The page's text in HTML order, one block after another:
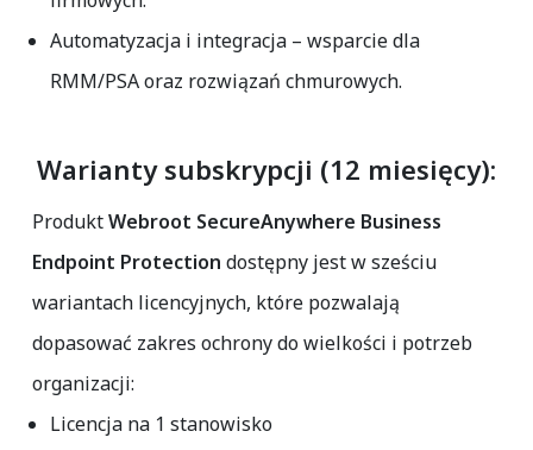
Automatyzacja i integracja– wsparcie dla
RMM/PSA oraz rozwiązań chmurowych.
Warianty subskrypcji (12 miesięcy):
ProduktWebroot SecureAnywhere Business
Endpoint Protection dostępny jest w sześciu
wariantach licencyjnych, które pozwalają
dopasować zakres ochrony do wielkości i potrzeb
organizacji:
Licencja na 1 stanowisko